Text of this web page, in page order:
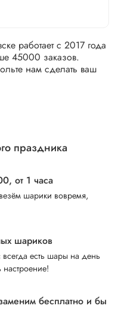
работает с 2017 года
45000 заказов.
нам сделать ваш
праздника
от 1 часа
шарики вовремя,
шариков
есть шары на день
бесплатно и бы